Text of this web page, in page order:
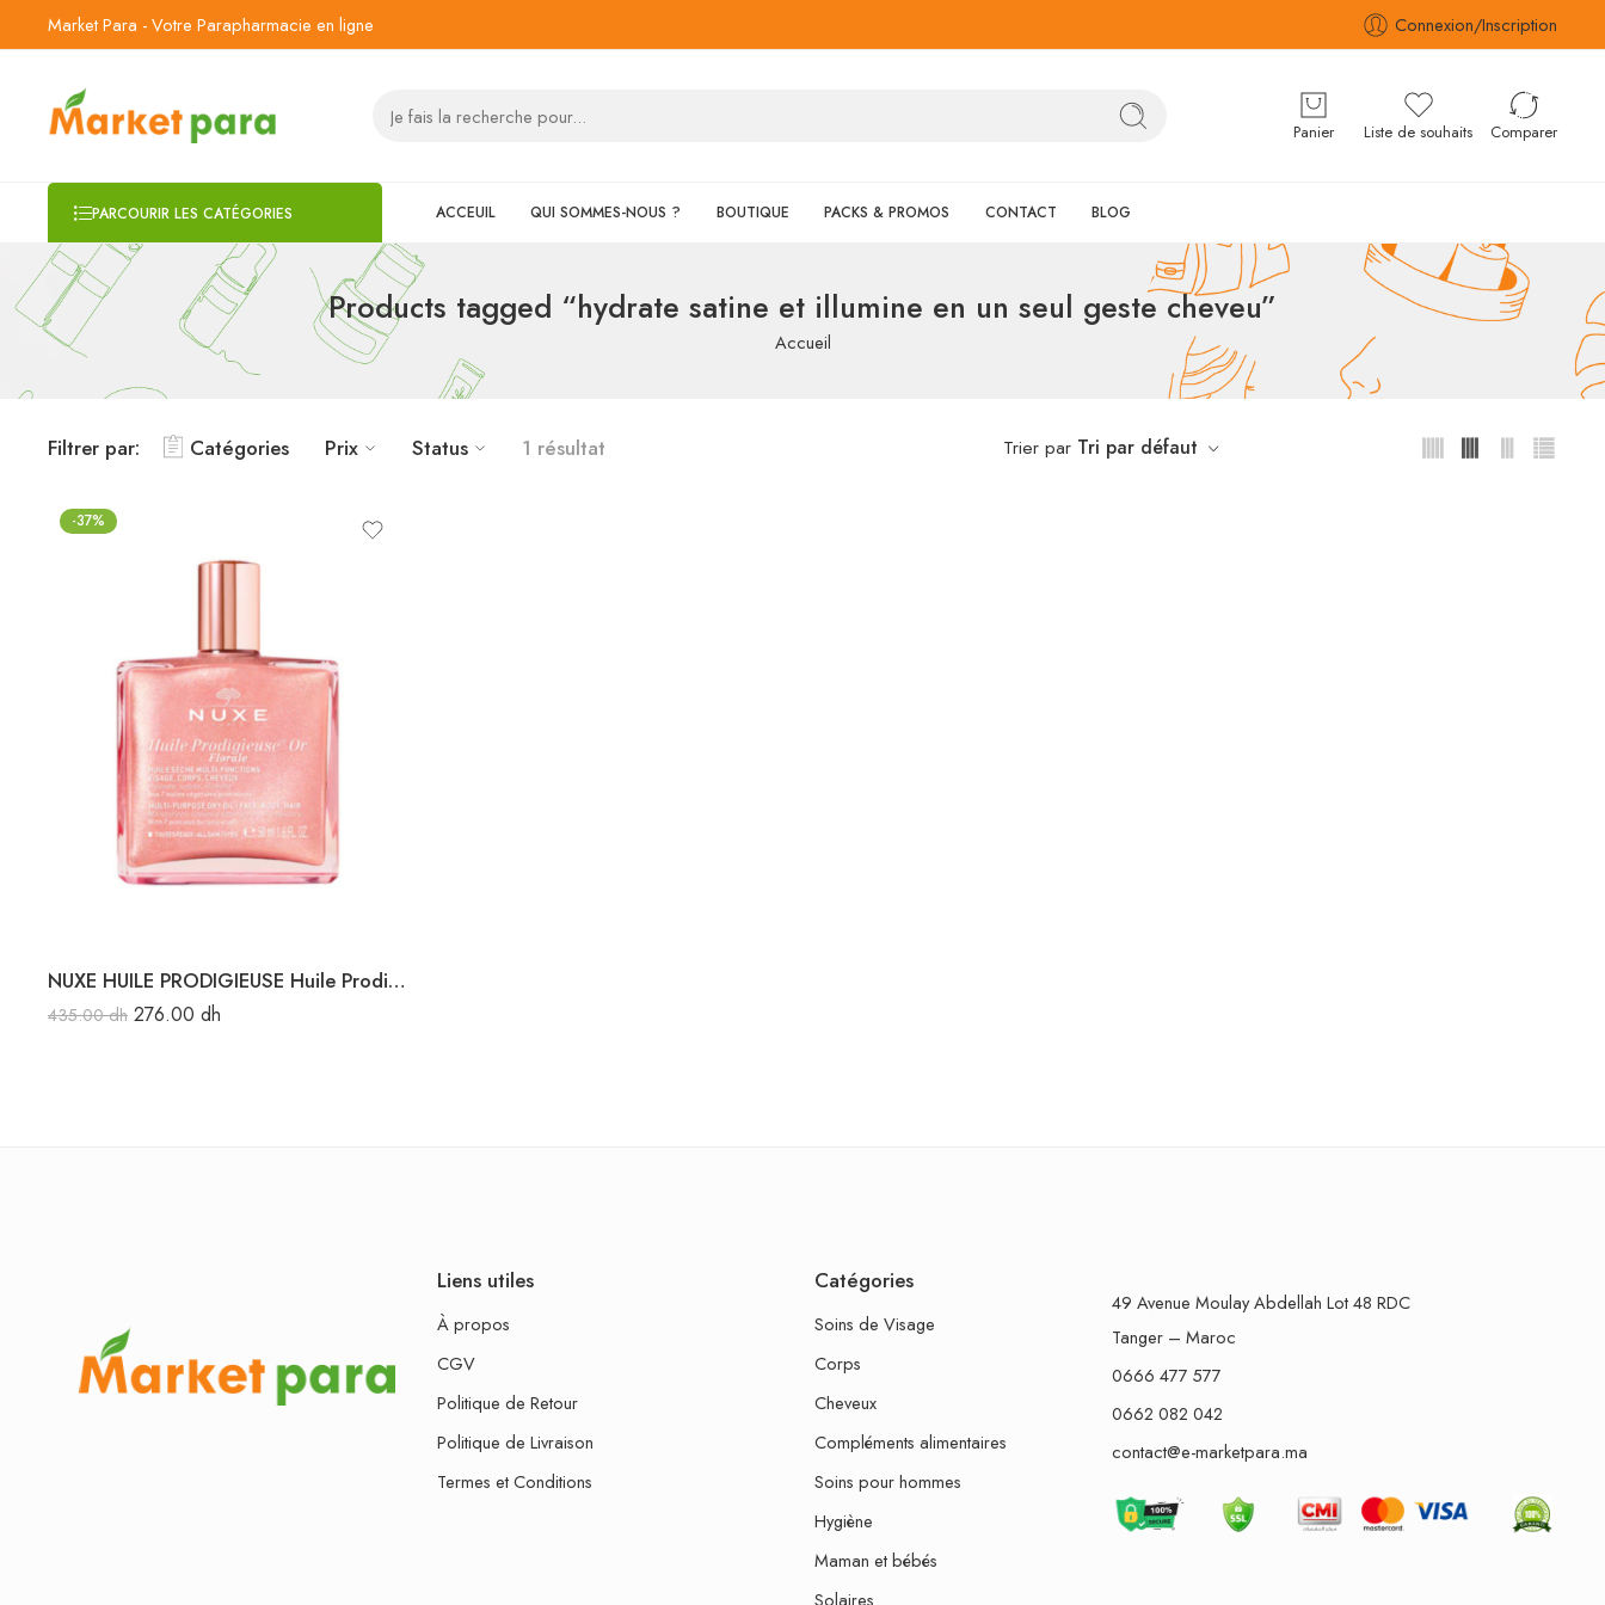
Market Para - Votre Parapharmacie en ligne Connexion/Inscription
Panier Liste de souhaits Comparer
PARCOURIR LES CATÉGORIES ACCEUIL QUI SOMMES-NOUS ? BOUTIQUE PACKS & PROMOS CONTACT BLOG
Products tagged “hydrate satine et illumine en un seul geste cheveu”
Accueil
Filtrer par: Catégories Prix Status 1 résultat Trier par Tri par défaut
-37%
NUXE HUILE PRODIGIEUSE Huile Prodigieuse Or Florale 50ML
435.00dh 276.00 dh
Liens utiles
À propos
CGV
Politique de Retour
Politique de Livraison
Termes et Conditions
Catégories
Soins de Visage
Corps
Cheveux
Compléments alimentaires
Soins pour hommes
Hygiène
Maman et bébés
Solaires
49 Avenue Moulay Abdellah Lot 48 RDC
Tanger – Maroc
0666 477 577
0662 082 042
contact@e-marketpara.ma